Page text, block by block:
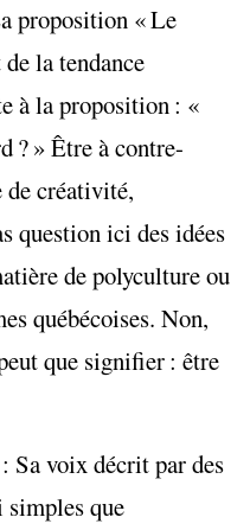
proposition « Le
la tendance
à la proposition : «
? » Être à contre-
de créativité,
question ici des idées
de polyculture ou
québécoises. Non,
que signifier : être
Sa voix décrit par des
simples que